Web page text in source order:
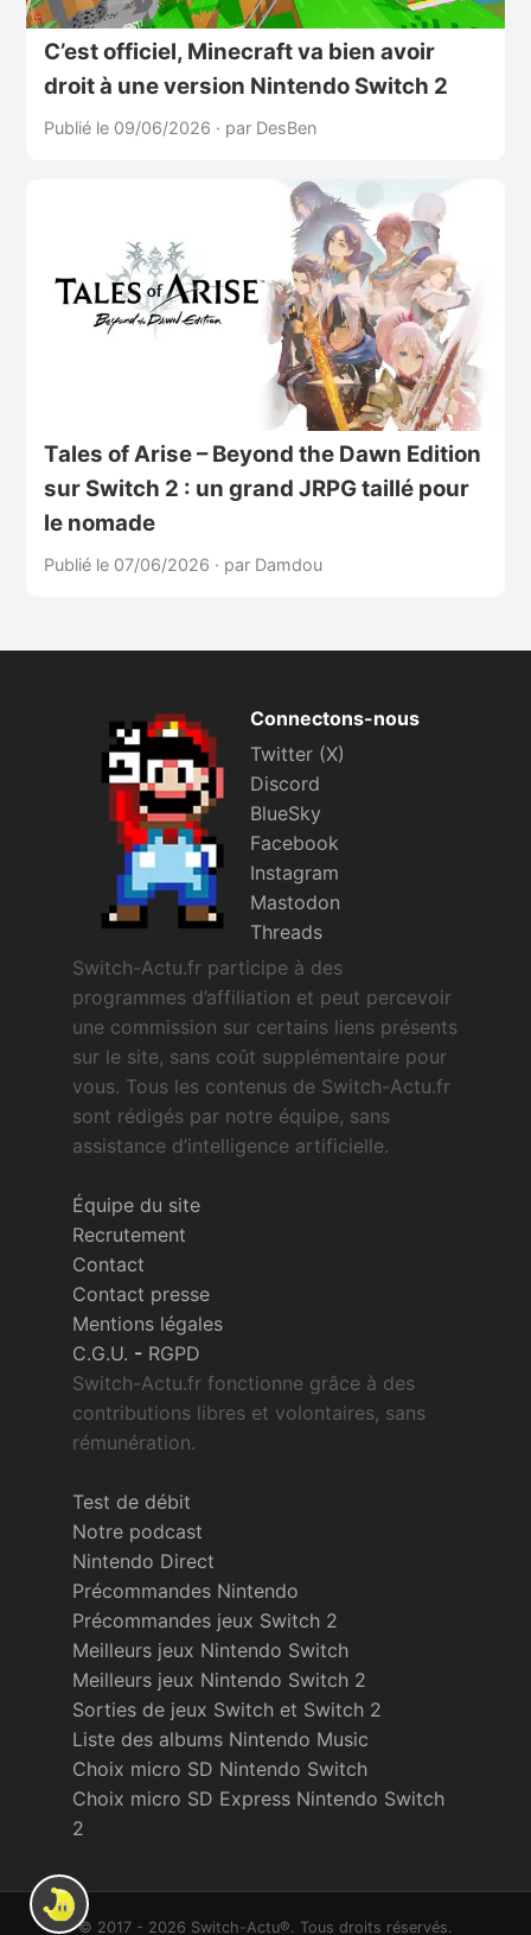
C’est officiel, Minecraft va bien avoir
droit à une version Nintendo Switch 2
Publié le 09/06/2026 · par DesBen
Tales of Arise – Beyond the Dawn Edition
sur Switch 2 : un grand JRPG taillé pour
le nomade
Publié le 07/06/2026 · par Damdou
Connectons-nous
Twitter (X)
Discord
BlueSky
Facebook
Instagram
Mastodon
Threads
Switch-Actu.fr participe à des
programmes d’affiliation et peut percevoir
une commission sur certains liens présents
sur le site, sans coût supplémentaire pour
vous. Tous les contenus de Switch-Actu.fr
sont rédigés par notre équipe, sans
assistance d’intelligence artificielle.
Équipe du site
Recrutement
Contact
Contact presse
Mentions légales
C.G.U. - RGPD
Switch-Actu.fr fonctionne grâce à des
contributions libres et volontaires, sans
rémunération.
Test de débit
Notre podcast
Nintendo Direct
Précommandes Nintendo
Précommandes jeux Switch 2
Meilleurs jeux Nintendo Switch
Meilleurs jeux Nintendo Switch 2
Sorties de jeux Switch et Switch 2
Liste des albums Nintendo Music
Choix micro SD Nintendo Switch
Choix micro SD Express Nintendo Switch
2
© 2017 - 2026 Switch-Actu®. Tous droits réservés.